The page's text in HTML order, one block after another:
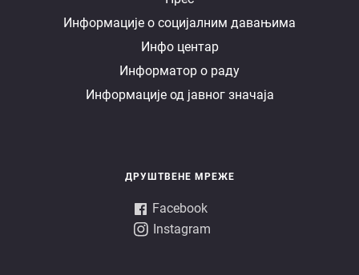
Информације о социјалним давањима
Инфо центар
Информатор о раду
Информације од јавног значаја
ДРУШТВЕНЕ МРЕЖЕ
Facebook
Instagram